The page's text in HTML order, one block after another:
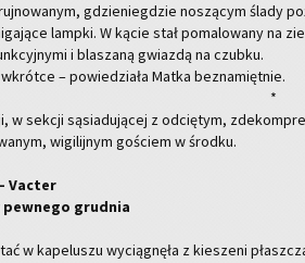
gdzie­nie­gdzie no­szą­cym ślady
lamp­ki. W kącie stał po­ma­lo­wa­ny na
i bla­sza­ną gwiaz­dą na czub­ku.
– po­wie­dzia­ła Matka bez­na­mięt­nie.
*
w sek­cji są­sia­du­ją­cej z od­cię­tym,
wi­gi­lij­nym go­ściem w środ­ku.
Vac­ter
pew­ne­go grud­nia
w ka­pe­lu­szu wy­cią­gnę­ła z kie­sze­ni